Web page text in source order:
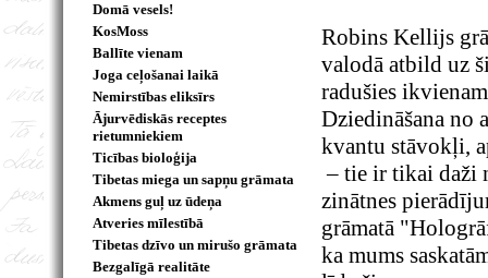
Domā vesels!
KosMoss
Ballīte vienam
Joga ceļošanai laikā
Nemirstības eliksīrs
Ājurvēdiskās receptes
rietumniekiem
Ticības bioloģija
Tibetas miega un sapņu grāmata
Akmens guļ uz ūdeņa
Atveries mīlestībā
Tibetas dzīvo un mirušo grāmata
Bezgalīgā realitāte
Robins Kellijs
valodā atbild uz
radušies
Dziedināšana no
kvantu stāvokļi,
– tie ir tikai daži
zinātnes
grāmatā
ka mums